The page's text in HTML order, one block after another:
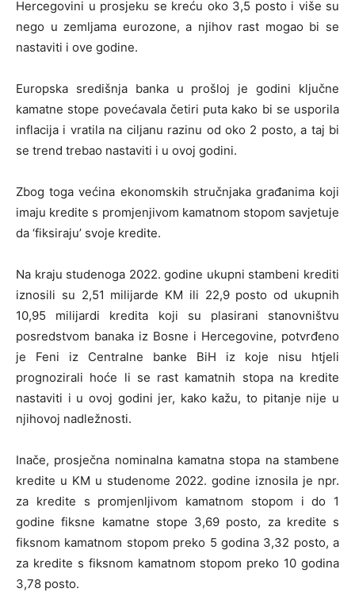
Hercegovini u prosjeku se kreću oko 3,5 posto i više su
nego u zemljama eurozone, a njihov rast mogao bi se
nastaviti i ove godine.
Europska središnja banka u prošloj je godini ključne
kamatne stope povećavala četiri puta kako bi se usporila
inflacija i vratila na ciljanu razinu od oko 2 posto, a taj bi
se trend trebao nastaviti i u ovoj godini.
Zbog toga većina ekonomskih stručnjaka građanima koji
imaju kredite s promjenjivom kamatnom stopom savjetuje
da ‘fiksiraju’ svoje kredite.
Na kraju studenoga 2022. godine ukupni stambeni krediti
iznosili su 2,51 milijarde KM ili 22,9 posto od ukupnih
10,95 milijardi kredita koji su plasirani stanovništvu
posredstvom banaka iz Bosne i Hercegovine, potvrđeno
je Feni iz Centralne banke BiH iz koje nisu htjeli
prognozirali hoće li se rast kamatnih stopa na kredite
nastaviti i u ovoj godini jer, kako kažu, to pitanje nije u
njihovoj nadležnosti.
Inače, prosječna nominalna kamatna stopa na stambene
kredite u KM u studenome 2022. godine iznosila je npr.
za kredite s promjenljivom kamatnom stopom i do 1
godine fiksne kamatne stope 3,69 posto, za kredite s
fiksnom kamatnom stopom preko 5 godina 3,32 posto, a
za kredite s fiksnom kamatnom stopom preko 10 godina
3,78 posto.